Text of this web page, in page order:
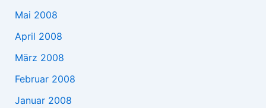
Mai 2008
April 2008
März 2008
Februar 2008
Januar 2008